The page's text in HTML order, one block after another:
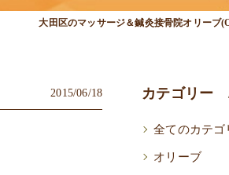
大田区のマッサージ＆鍼灸接骨院オリーブ
2015/06/18 カテゴリー
全てのカテゴ
オリーブ